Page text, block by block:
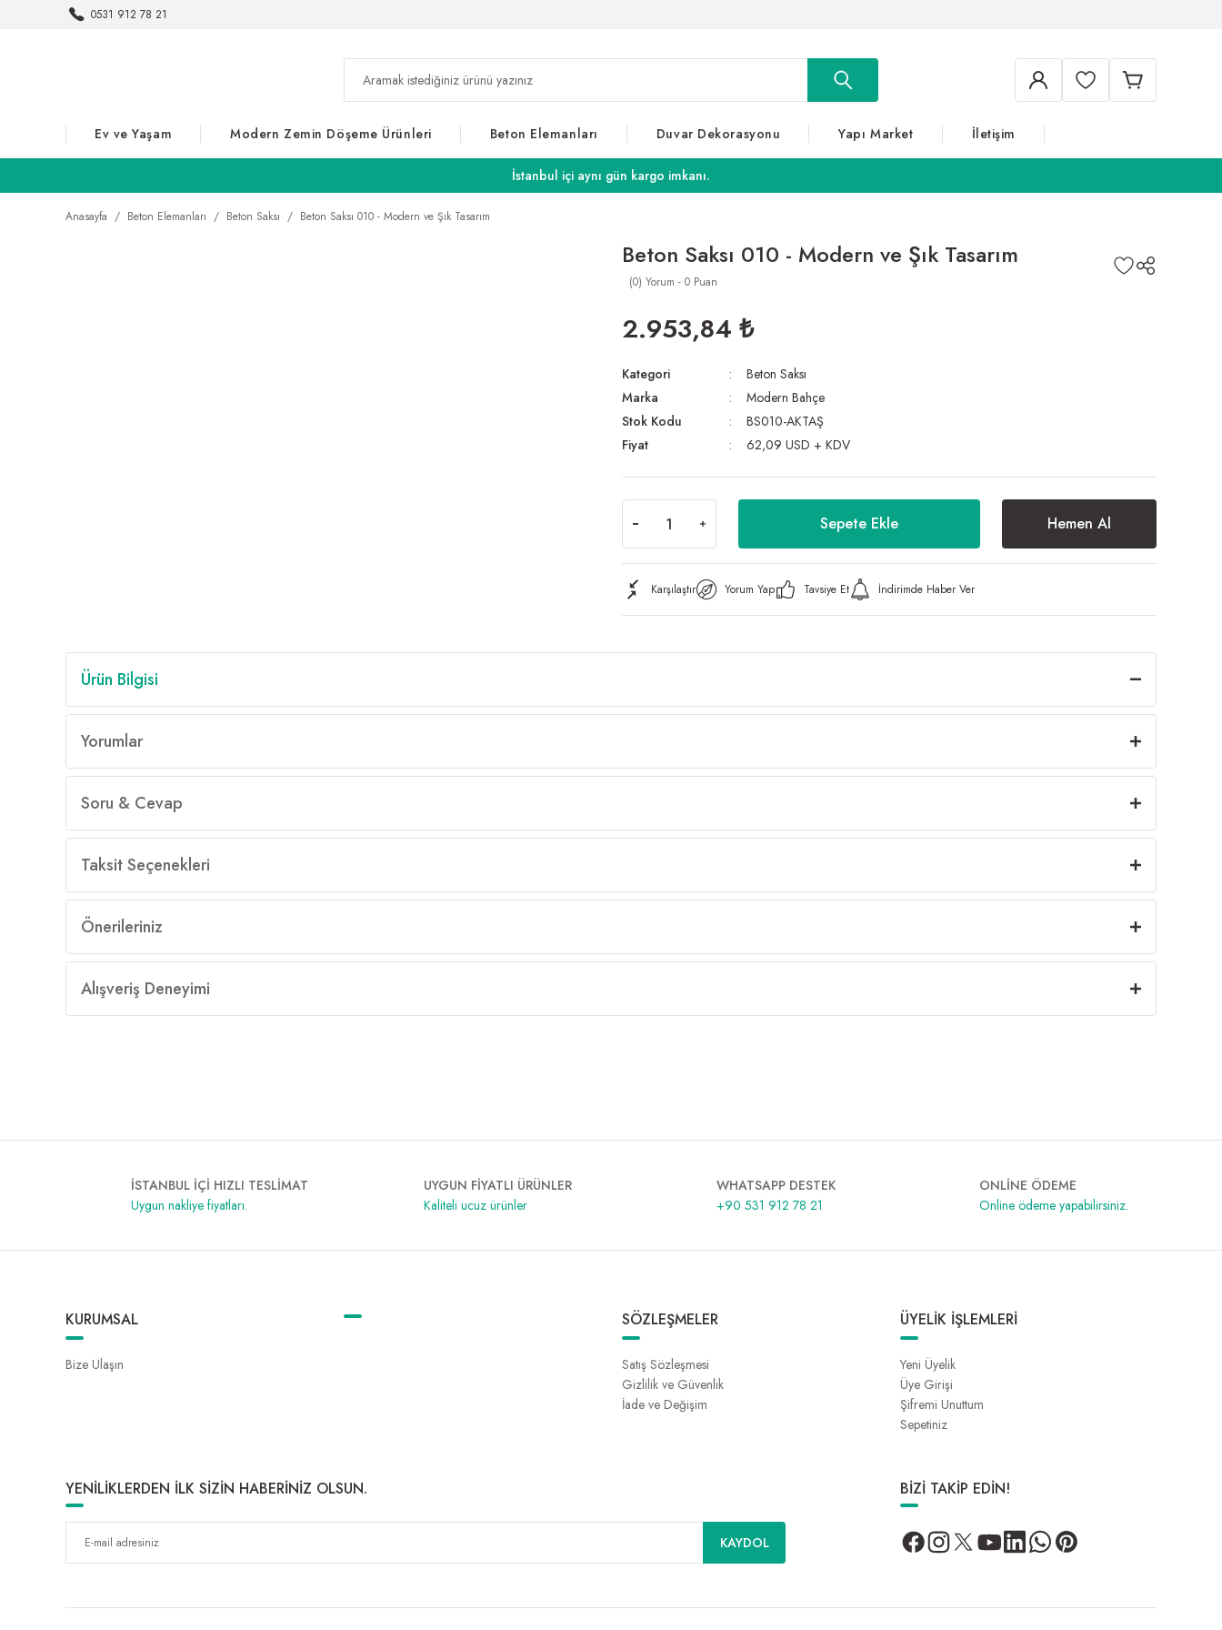
0531 912 78 21
Ev ve Yaşam Modern Zemin Döşeme Ürünleri Beton Elemanları Duvar Dekorasyonu Yapı Market İletişim
İstanbul içi aynı gün kargo imkanı.
Anasayfa Beton Elemanları Beton Saksı Beton Saksı 010 - Modern ve Şık Tasarım
Beton Saksı 010 - Modern ve Şık Tasarım
(0) Yorum - 0 Puan
2.953,84 ₺
Kategori
Beton Saksı
Marka
Modern Bahçe
Stok Kodu
BS010-AKTAŞ
Fiyat
62,09 USD + KDV
Sepete Ekle Hemen Al
Karşılaştır Yorum Yap Tavsiye Et İndirimde Haber Ver
Ürün Bilgisi
Yorumlar
Soru & Cevap
Taksit Seçenekleri
Önerileriniz
Alışveriş Deneyimi
İSTANBUL İÇİ HIZLI TESLİMAT
Uygun nakliye fiyatları.
UYGUN FİYATLI ÜRÜNLER
Kaliteli ucuz ürünler
WHATSAPP DESTEK
+90 531 912 78 21
ONLİNE ÖDEME
Online ödeme yapabilirsiniz.
KURUMSAL
Bize Ulaşın
SÖZLEŞMELER
Satış Sözleşmesi
Gizlilik ve Güvenlik
İade ve Değişim
ÜYELİK İŞLEMLERİ
Yeni Üyelik
Üye Girişi
Şifremi Unuttum
Sepetiniz
YENİLİKLERDEN İLK SİZİN HABERİNİZ OLSUN.
KAYDOL
BİZİ TAKİP EDİN!